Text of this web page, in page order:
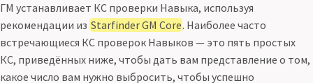
ГМ устанавливает КС проверки Навыка, используя
рекомендации из Starfinder GM Core. Наиболее часто
встречающиеся КС проверок Навыков — это пять простых
КС, приведённых ниже, чтобы дать вам представление о том,
какое число вам нужно выбросить, чтобы успешно